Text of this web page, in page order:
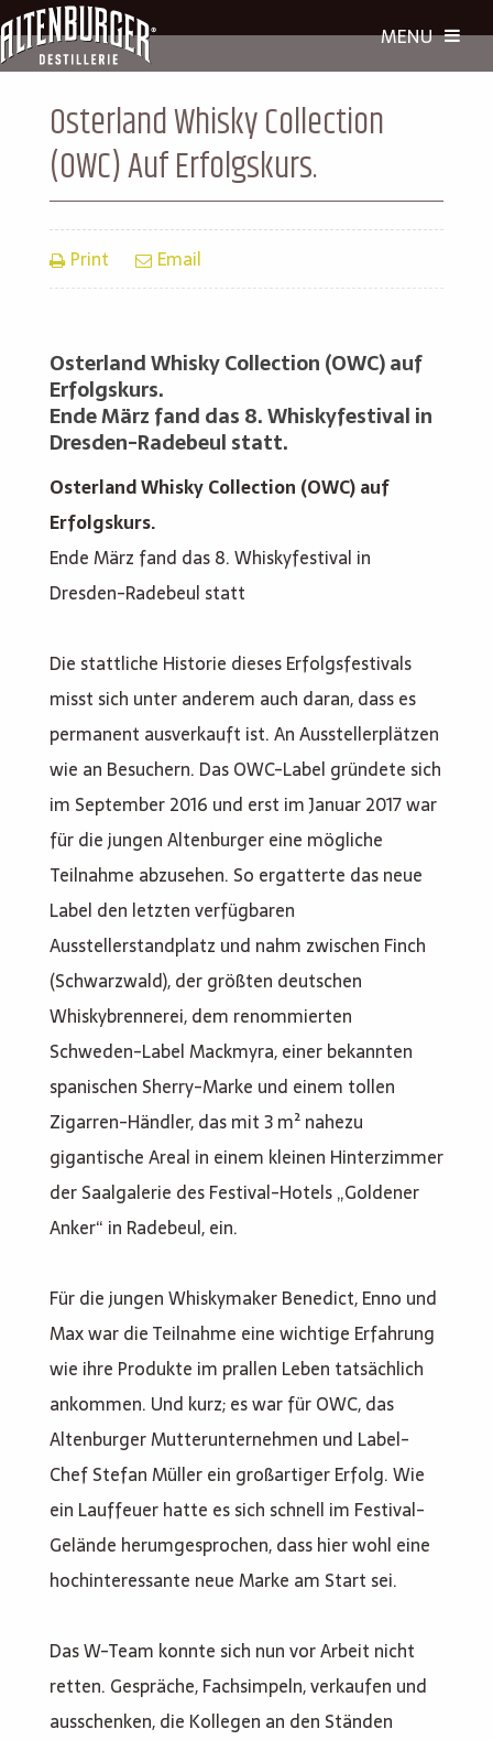
Osterland Whisky Collection
(OWC) Auf Erfolgskurs.
Print Email
Osterland Whisky Collection (OWC) auf
Erfolgskurs.
Ende März fand das 8. Whiskyfestival in
Dresden-Radebeul statt.
Osterland Whisky Collection (OWC) auf
Erfolgskurs.
Ende März fand das 8. Whiskyfestival in
Dresden-Radebeul statt
Die stattliche Historie dieses Erfolgsfestivals
misst sich unter anderem auch daran, dass es
permanent ausverkauft ist. An Ausstellerplätzen
wie an Besuchern. Das OWC-Label gründete sich
im September 2016 und erst im Januar 2017 war
für die jungen Altenburger eine mögliche
Teilnahme abzusehen. So ergatterte das neue
Label den letzten verfügbaren
Ausstellerstandplatz und nahm zwischen Finch
(Schwarzwald), der größten deutschen
Whiskybrennerei, dem renommierten
Schweden-Label Mackmyra, einer bekannten
spanischen Sherry-Marke und einem tollen
Zigarren-Händler, das mit 3 m² nahezu
gigantische Areal in einem kleinen Hinterzimmer
der Saalgalerie des Festival-Hotels „Goldener
Anker“ in Radebeul, ein.
Für die jungen Whiskymaker Benedict, Enno und
Max war die Teilnahme eine wichtige Erfahrung
wie ihre Produkte im prallen Leben tatsächlich
ankommen. Und kurz; es war für OWC, das
Altenburger Mutterunternehmen und Label-
Chef Stefan Müller ein großartiger Erfolg. Wie
ein Lauffeuer hatte es sich schnell im Festival-
Gelände herumgesprochen, dass hier wohl eine
hochinteressante neue Marke am Start sei.
Das W-Team konnte sich nun vor Arbeit nicht
retten. Gespräche, Fachsimpeln, verkaufen und
ausschenken, die Kollegen an den Ständen